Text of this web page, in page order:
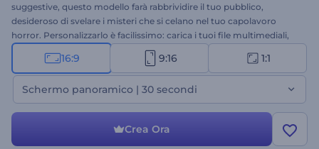
suggestive, questo modello farà rabbrividire il tuo pubblico,
desideroso di svelare i misteri che si celano nel tuo capolavoro
horror. Personalizzarlo è facilissimo: carica i tuoi file multimediali,
inserisci i testi, apporta le modifiche necessarie e completa il tuo
inquietante video con musica di sottofondo o persino con la tua
voce fuori campo. Perfetto per film horror, teaser avvincenti,
promozioni di Halloween, intro spettrali e molto altro. Crea ora!
16:9 9:16 1:1
Schermo panoramico | 30 secondi
Crea Ora